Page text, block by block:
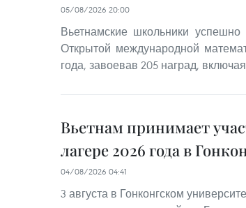
05/08/2026 20:00
Вьетнамские школьники
Открытой международной
года, завоевав 205 наград,
Вьетнам принимает
лагере 2026 года в
04/08/2026 04:41
3 августа в Гонконгском